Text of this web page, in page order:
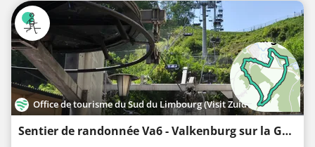
Office de tourisme du Sud du Limbourg (Visit Zuid-Limburg)
Sentier de randonnée Va6 - Valkenburg sur la Geul - Alt-Valkenburg & Geul